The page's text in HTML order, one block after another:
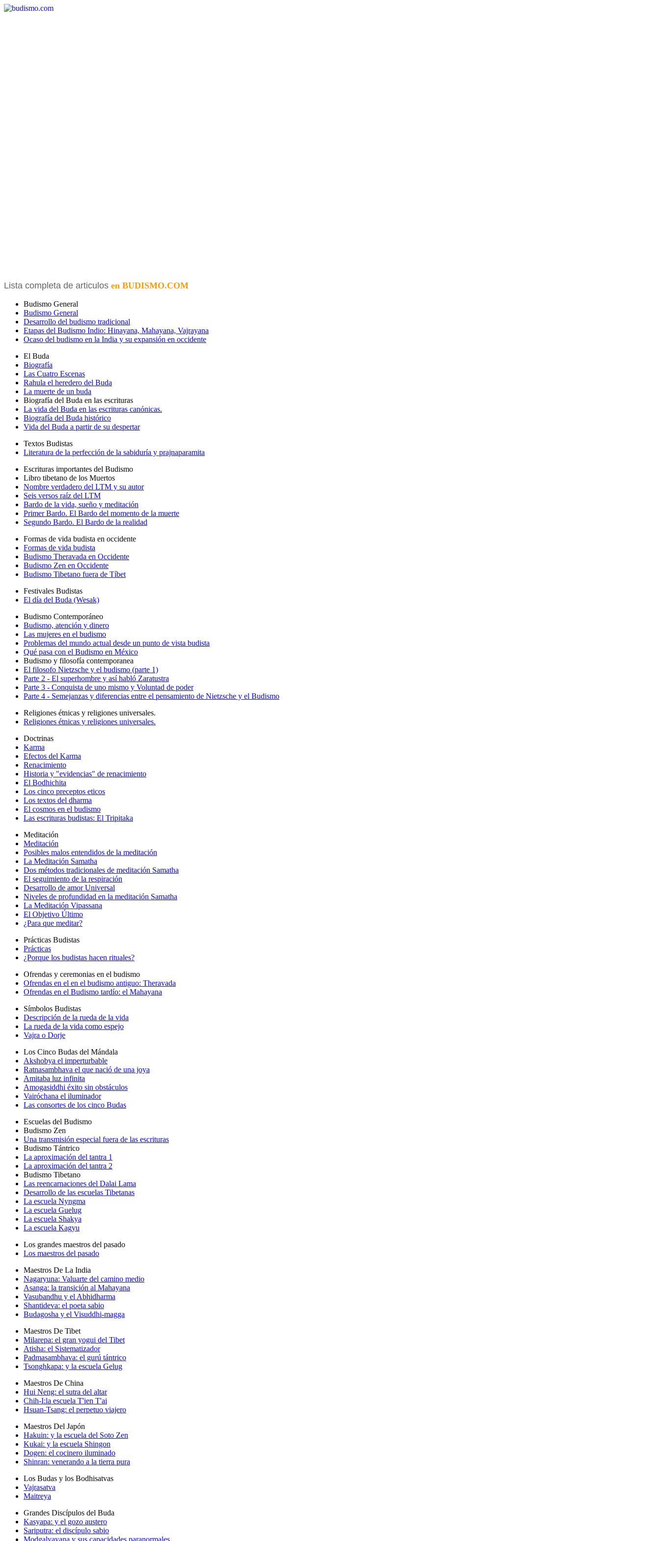
Lista completa de articulos en BUDISMO.COM
Budismo General
Budismo General
Desarrollo del budismo tradicional
Etapas del Budismo Indio: Hinayana, Mahayana, Vajrayana
Ocaso del budismo en la India y su expansión en occidente
El Buda
Biografía
Las Cuatro Escenas
Rahula el heredero del Buda
La muerte de un buda
Biografía del Buda en las escrituras
La vida del Buda en las escrituras canónicas.
Biografía del Buda histórico
Vida del Buda a partir de su despertar
Textos Budistas
Literatura de la perfección de la sabiduría y prajnaparamita
Escrituras importantes del Budismo
Libro tibetano de los Muertos
Nombre verdadero del LTM y su autor
Seis versos raíz del LTM
Bardo de la vida, sueño y meditación
Primer Bardo. El Bardo del momento de la muerte
Segundo Bardo. El Bardo de la realidad
Formas de vida budista en occidente
Formas de vida budista
Budismo Theravada en Occidente
Budismo Zen en Occidente
Budismo Tibetano fuera de Tíbet
Festivales Budistas
El día del Buda (Wesak)
Budismo Contemporáneo
Budismo, atención y dinero
Las mujeres en el budismo
Problemas del mundo actual desde un punto de vista budista
Qué pasa con el Budismo en México
Budismo y filosofía contemporanea
El filosofo Nietzsche y el budismo (parte 1)
Parte 2 - El superhombre y así habló Zaratustra
Parte 3 - Conquista de uno mismo y Voluntad de poder
Parte 4 - Semejanzas y diferencias entre el pensamiento de Nietzsche y el Budismo
Religiones étnicas y religiones universales.
Religiones étnicas y religiones universales.
Doctrinas
Karma
Efectos del Karma
Renacimiento
Historia y "evidencias" de renacimiento
El Bodhichita
Los cinco preceptos eticos
Los textos del dharma
El cosmos en el budismo
Las escrituras budistas: El Tripitaka
Meditación
Meditación
Posibles malos entendidos de la meditación
La Meditación Samatha
Dos métodos tradicionales de meditación Samatha
El seguimiento de la respiración
Desarrollo de amor Universal
Niveles de profundidad en la meditación Samatha
La Meditación Vipassana
El Objetivo Último
¿Para que meditar?
Prácticas Budistas
Prácticas
¿Porque los budistas hacen rituales?
Ofrendas y ceremonias en el budismo
Ofrendas en el en el budismo antiguo: Theravada
Ofrendas en el Budismo tardío: el Mahayana
Símbolos Budistas
Descripción de la rueda de la vida
La rueda de la vida como espejo
Vajra o Dorje
Los Cinco Budas del Mándala
Akshobya el imperturbable
Ratnasambhava el que nació de una joya
Amitaba luz infinita
Amogasiddhi éxito sin obstáculos
Vairóchana el iluminador
Las consortes de los cinco Budas
Escuelas del Budismo
Budismo Zen
Una transmisión especial fuera de las escrituras
Budismo Tántrico
La aproximación del tantra 1
La aproximación del tantra 2
Budismo Tibetano
Las reencarnaciones del Dalai Lama
Desarrollo de las escuelas Tibetanas
La escuela Nyngma
La escuela Guelug
La escuela Shakya
La escuela Kagyu
Los grandes maestros del pasado
Los maestros del pasado
Maestros De La India
Nagaryuna: Valuarte del camino medio
Asanga: la transición al Mahayana
Vasubandhu y el Abhidharma
Shantideva: el poeta sabio
Budagosha y el Visuddhi-magga
Maestros De Tibet
Milarepa: el gran yogui del Tibet
Atisha: el Sistematizador
Padmasambhava: el gurú tántrico
Tsonghkapa: y la escuela Gelug
Maestros De China
Hui Neng: el sutra del altar
Chih-I:la escuela T'ien T'ai
Hsuan-Tsang: el perpetuo viajero
Maestros Del Japón
Hakuin: y la escuela del Soto Zen
Kukai: y la escuela Shingon
Dogen: el cocinero iluminado
Shinran: venerando a la tierra pura
Los Budas y los Bodhisatvas
Vajrasatva
Maitreya
Grandes Discípulos del Buda
Kasyapa: y el gozo austero
Sariputra: el discípulo sabio
Modgalyayana y sus capacidades paranormales